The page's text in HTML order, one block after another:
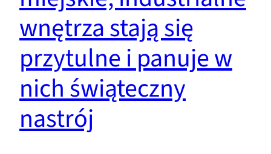
wnętrza stają się
przytulne i panuje w
nich świąteczny
nastrój